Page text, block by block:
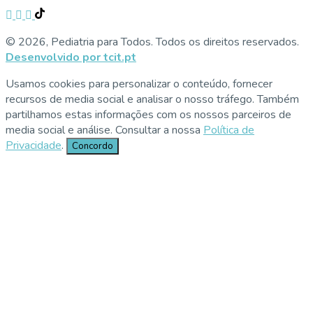
© 2026, Pediatria para Todos. Todos os direitos reservados.
Desenvolvido por tcit.pt
Usamos cookies para personalizar o conteúdo, fornecer
recursos de media social e analisar o nosso tráfego. Também
partilhamos estas informações com os nossos parceiros de
media social e análise. Consultar a nossa Política de
Privacidade. Concordo